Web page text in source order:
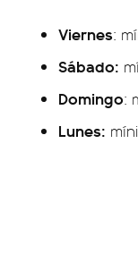
Viernes:
Sábado:
Domingo:
Lunes: